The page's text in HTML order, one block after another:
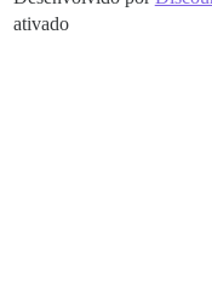
ativado